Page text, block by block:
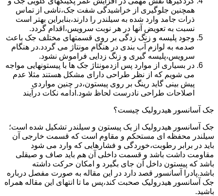
همچنین جلوگیری از خراشیدگی شفت جک،ناشی از تماس
ذرات جامد وارد شده به سیلندر را دارند،بنابراین بهتر است
نسبت به تعویض آنها در هر نوبت سرویس،اقدام گردد.
وجود پلیسه و زنگ زدگی بر روی قسمتهای مختلف جک باعث
صدمه به لوازم آب بندی در هنگام مونتاژ می گردد.در هنگام
سرویس،پلیسه گیری و زنگ زدایی فراموش نشود.
در بسیاری از موارد پس ازدمونتاژ جک ها با پیستونهایی مواجه
می شویم که از نظر طراحی دارای مشکل هستند مثلا عدم
پیش بینی گاید رینگ بر روی پیستون،در چنین مواردی
اصلاحات طراحی نادرست لحاظ شود.ادامه نکات درآیند
جک آسانسور هیدرولیک چیست؟
جک آسانسور هیدرولیک از یک پیستون و سیلندر تشکیل شده است؛
سیلندر محفظه ای مستحکم و مقاوم است که قسمت خارجی آن
باید در برابر رطوبت،خوردگی و فشارهایی که وارد می شود
مقاومت داشت باشد و قسمت داخلی آن هم باید صاف و صیقلی
باشد که پیستون داخل آن جای بگیرد و امکان حرکت داشته
باشد.پادرا آسانسور قصد دارد در این مقاله به صورت مفصل درباره
جک آسانسور هیدرولیک صحبت کند،پس ما تا انتهای این مقاله همراه
باشید.